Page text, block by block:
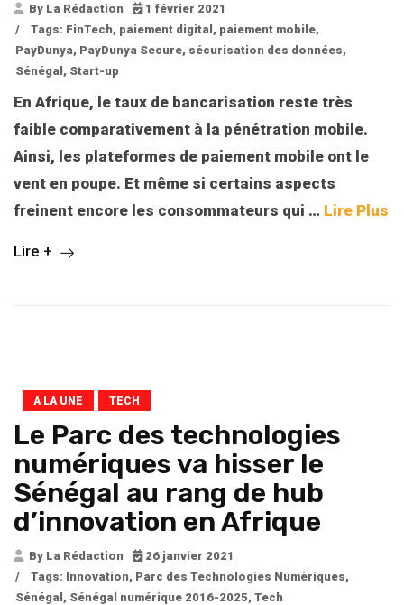
By La Rédaction
1 février 2021
/
Tags: FinTech, paiement digital, paiement mobile,
PayDunya, PayDunya Secure, sécurisation des données,
Sénégal, Start-up
En Afrique, le taux de bancarisation reste très
faible comparativement à la pénétration mobile.
Ainsi, les plateformes de paiement mobile ont le
vent en poupe. Et même si certains aspects
freinent encore les consommateurs qui … Lire Plus
Lire +
A LA UNE TECH
Le Parc des technologies
numériques va hisser le
Sénégal au rang de hub
d’innovation en Afrique
By La Rédaction
26 janvier 2021
/
Tags: Innovation, Parc des Technologies Numériques,
Sénégal, Sénégal numérique 2016-2025, Tech